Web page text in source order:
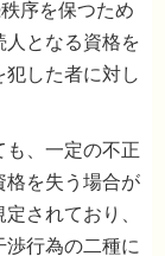
序を保つため
人となる資格を
した者に対し
も、一定の不正
格を失う場合が
されており、
行為の二種に